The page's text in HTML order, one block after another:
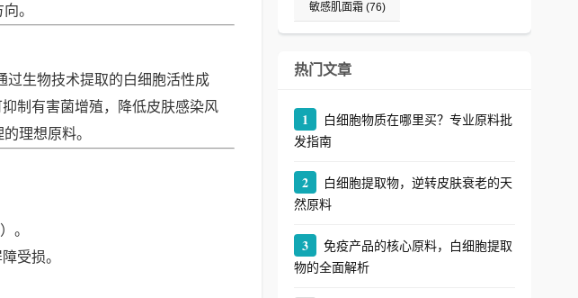
。
过生物技术提取的白细胞活性成
制有害菌增殖，降低皮肤感染风
理想原料。
。
受损。
敏感肌面霜(76)
热门文章
1
白细胞物质在哪里买？专业原料批
发指南
2
白细胞提取物，逆转皮肤衰老的天
然原料
3
免疫产品的核心原料，白细胞提取
物的全面解析